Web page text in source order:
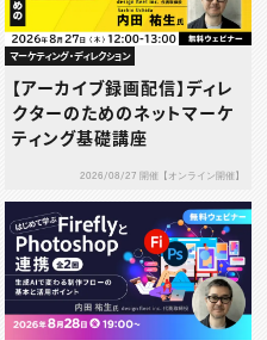
マーケティング・ディレクション
【アーカイブ録画配信】ディレ
クターのためのネットマーケ
ティング基礎講座
2026/08/27 開催【オンライン開催】